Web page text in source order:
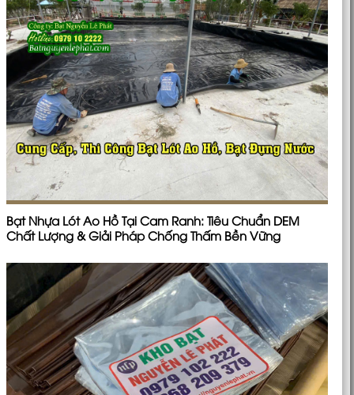
Bạt Nhựa Lót Ao Hồ Tại Cam Ranh: Tiêu Chuẩn DEM
Chất Lượng & Giải Pháp Chống Thấm Bền Vững